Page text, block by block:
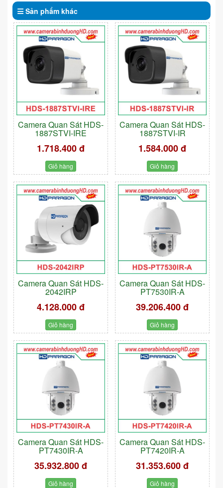
Sản phẩm khác
Camera Quan Sát HDS-
1887STVI-IRE
1.718.400 đ
Giỏ hàng
Camera Quan Sát HDS-
1887STVI-IR
1.584.000 đ
Giỏ hàng
Camera Quan Sát HDS-
2042IRP
4.128.000 đ
Giỏ hàng
Camera Quan Sát HDS-
PT7530IR-A
39.206.400 đ
Giỏ hàng
Camera Quan Sát HDS-
PT7430IR-A
35.932.800 đ
Giỏ hàng
Camera Quan Sát HDS-
PT7420IR-A
31.353.600 đ
Giỏ hàng